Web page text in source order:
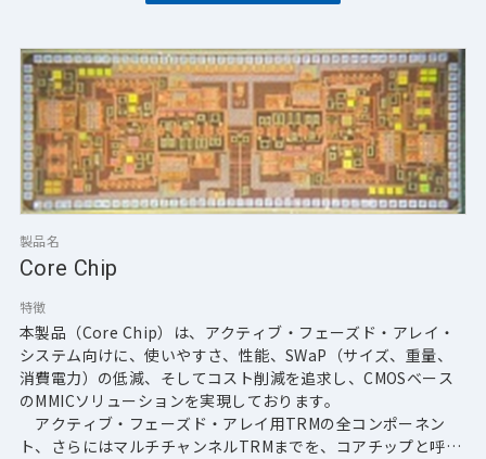
製品名
Core Chip
特徴
本製品（Core Chip）は、アクティブ・フェーズド・アレイ・
システム向けに、使いやすさ、性能、SWaP（サイズ、重量、
消費電力）の低減、そしてコスト削減を追求し、CMOSベース
のMMICソリューションを実現しております。
アクティブ・フェーズド・アレイ用TRMの全コンポーネン
ト、さらにはマルチチャンネルTRMまでを、コアチップと呼ば